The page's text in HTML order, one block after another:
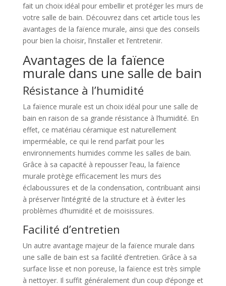
fait un choix idéal pour embellir et protéger les murs de
votre salle de bain. Découvrez dans cet article tous les
avantages de la faïence murale, ainsi que des conseils
pour bien la choisir, l’installer et l’entretenir.
Avantages de la faïence
murale dans une salle de bain
Résistance à l’humidité
La faïence murale est un choix idéal pour une salle de
bain en raison de sa grande résistance à l’humidité. En
effet, ce matériau céramique est naturellement
imperméable, ce qui le rend parfait pour les
environnements humides comme les salles de bain.
Grâce à sa capacité à repousser l’eau, la faïence
murale protège efficacement les murs des
éclaboussures et de la condensation, contribuant ainsi
à préserver l’intégrité de la structure et à éviter les
problèmes d’humidité et de moisissures.
Facilité d’entretien
Un autre avantage majeur de la faïence murale dans
une salle de bain est sa facilité d’entretien. Grâce à sa
surface lisse et non poreuse, la faïence est très simple
à nettoyer. Il suffit généralement d’un coup d’éponge et